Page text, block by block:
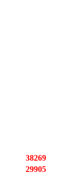
38269
29905